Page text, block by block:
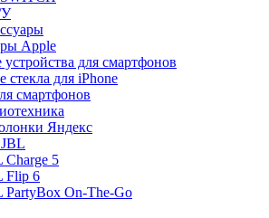
У
Apple
устройства для смартфонов
стекла для iPhone
смартфонов
Яндекс
Charge 5
Flip 6
PartyBox On-The-Go